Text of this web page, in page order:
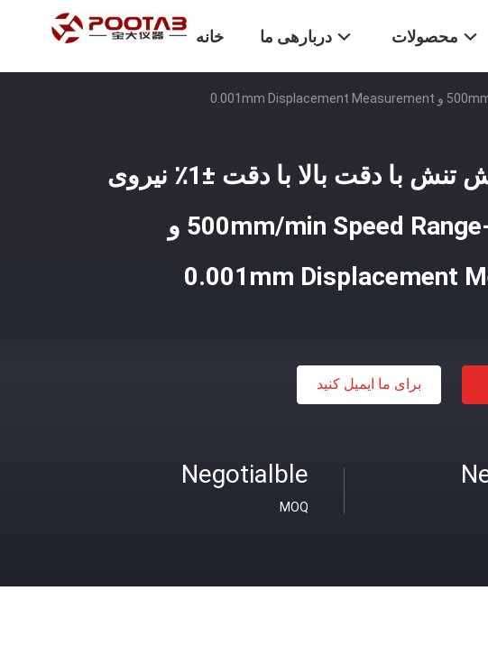
خانه دربارهی ما محصولات
دستگاه آزمایش تنش با دقت بالا با دقت ±1٪ نیروی
آزمایش، 0.5-500mm/min Speed Range و
0.001mm Displacement
برای ما ایمیل کنید
Negotialble
MOQ